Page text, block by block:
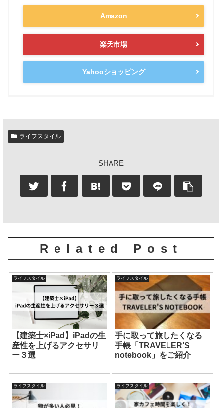
Amazon
楽天市場
Yahooショッピング
ライフスタイル
SHARE
Related Post
ライフスタイル
【建築士×iPad】iPadの生
産性を上げるアクセサリ
ー３選
ライフスタイル
手に取って旅したくなる
手帳「TRAVELER’S
notebook」をご紹介
ライフスタイル ライフスタイル